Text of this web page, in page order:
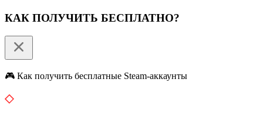
КАК ПОЛУЧИТЬ БЕСПЛАТНО?
🎮 Как получить бесплатные Steam-аккаунты